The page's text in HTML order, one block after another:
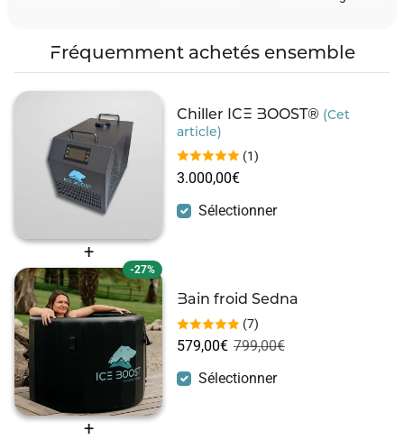
article)
3.000,00€
(7)
Prix de vente
579,00€Prix habituel
799,00€